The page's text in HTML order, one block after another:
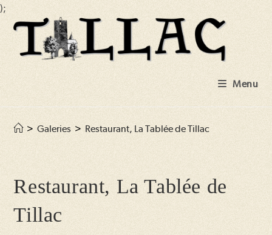
);
Skip
content
Menu
> Galeries > Restaurant, La Tablée de Tillac
Restaurant, La Tablée de
Tillac